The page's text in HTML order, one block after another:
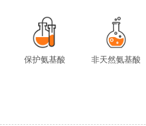
保护氨基酸 非天然氨基酸